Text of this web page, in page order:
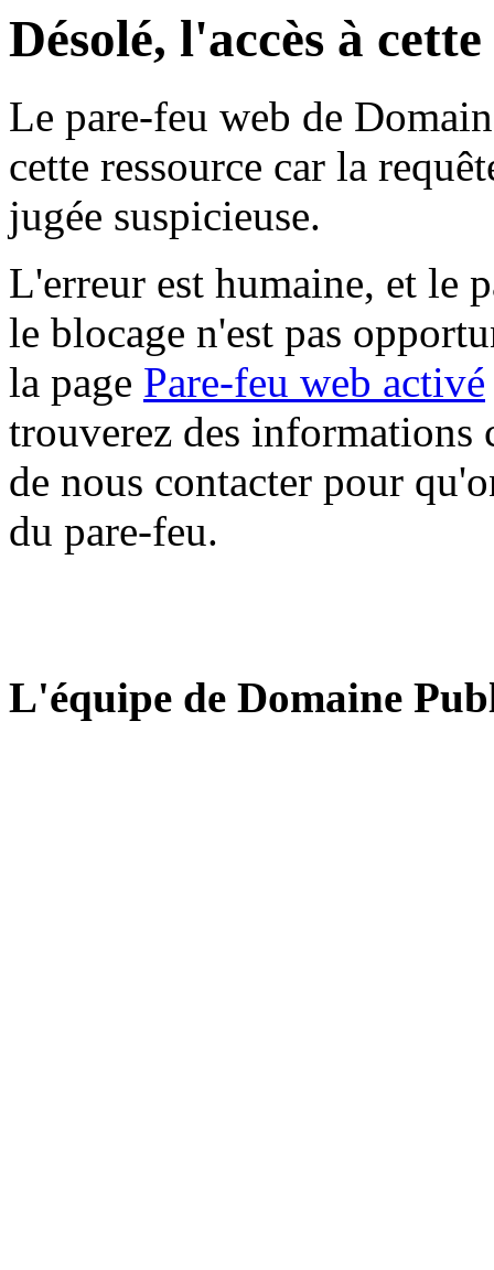
Désolé, l'accès à
Le pare-feu web de
cette ressource car la
jugée suspicieuse.
L'erreur est humaine, et le
le blocage n'est pas
la page Pare-feu web activé
trouverez des informations
de nous contacter pour
du pare-feu.
L'équipe de Domaine